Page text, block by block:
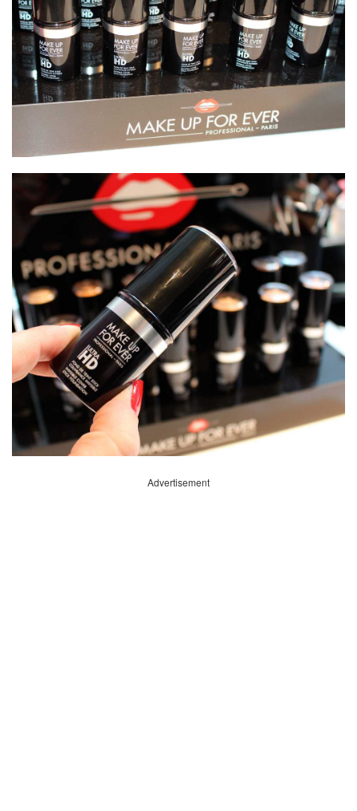
Advertisement